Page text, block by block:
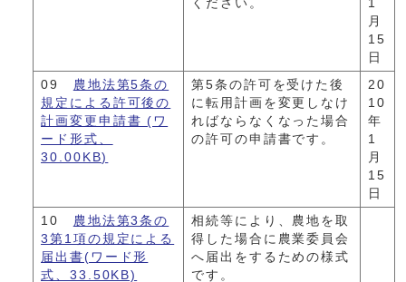
ください。
1
月
15
日
09 農地法第5条の
規定による許可後の
計画変更申請書 (ワ
ード形式、
30.00KB)
第5条の許可を受けた後
に転用計画を変更しなけ
ればならなくなった場合
の許可の申請書です。
20
10
年
1
月
15
日
10 農地法第3条の
3第1項の規定による
届出書(ワード形
式、33.50KB)
相続等により、農地を取
得した場合に農業委員会
へ届出をするための様式
です。